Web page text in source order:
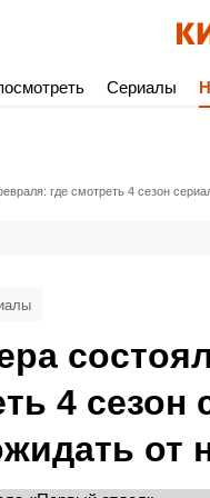
Сериалы
где смотреть 4 сезон
4
от